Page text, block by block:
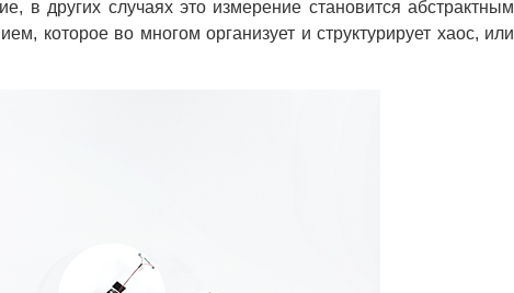
в других случаях это измерение становится абстрактным
которое во многом организует и структурирует хаос, или